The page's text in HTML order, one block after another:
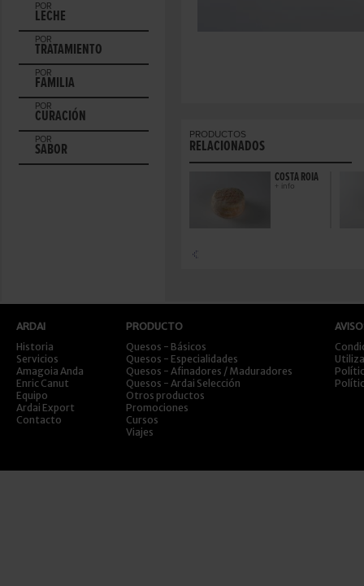
POR
LECHE
POR
TRATAMIENTO
POR
FAMILIA
POR
CURACIÓN
POR
SABOR
PRODUCTOS
RELACIONADOS
COSTA ROIA
+ info
ARDAI
Historia
Servicios
Amagoia Anda
Enric Canut
Equipo
Ardai Export
Contacto
PRODUCTO
Quesos - Básicos
Quesos - Especialidades
Quesos - Afinadores / Maduradores
Quesos - Ardai Selección
Otros productos
Promociones
Cursos
Viajes